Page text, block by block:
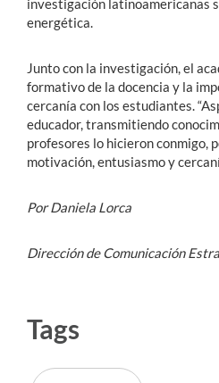
energética.
Junto con la investigación, el
formativo de la docencia y la
cercanía con los estudiantes.
educador, transmitiendo
profesores lo hicieron conmigo,
motivación, entusiasmo y
Por Daniela Lorca
Dirección de Comunicación
Tags